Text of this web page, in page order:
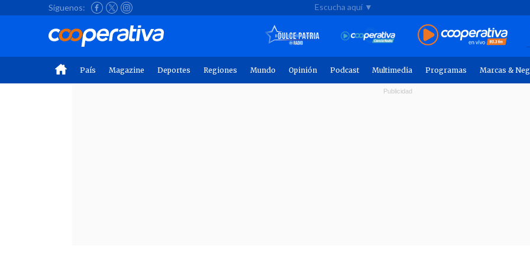
Síguenos: Escucha aquí ▼
País Magazine Deportes Regiones Mundo Opinión Podcast Multimedia Programas Marcas &